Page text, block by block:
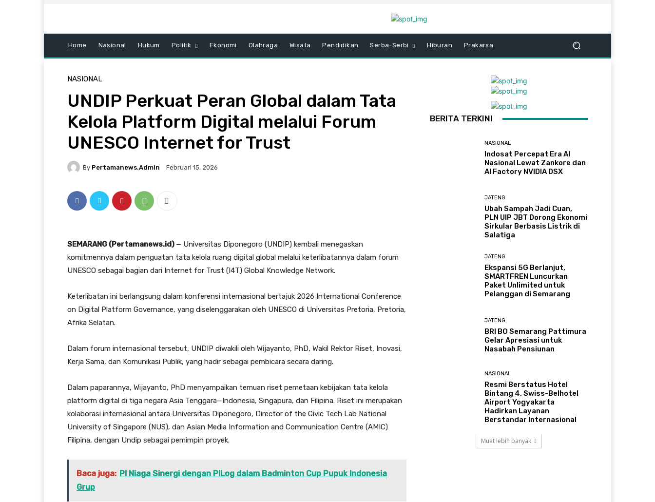
Home Nasional Hukum Politik Ekonomi Olahraga Wisata Pendidikan Serba-Serbi Hiburan Prakarsa
NASIONAL
UNDIP Perkuat Peran Global dalam Tata
Kelola Platform Digital melalui Forum
UNESCO Internet for Trust
By Pertamanews.admin Februari 15, 2026
SEMARANG (Pertamanews.id) — Universitas Diponegoro (UNDIP) kembali menegaskan
komitmennya dalam penguatan tata kelola ruang digital global melalui keterlibatannya dalam forum
UNESCO sebagai bagian dari Internet for Trust (I4T) Global Knowledge Network.
Keterlibatan ini berlangsung dalam konferensi internasional bertajuk 2026 International Conference
on Digital Platform Governance, yang diselenggarakan oleh UNESCO di Universitas Pretoria, Pretoria,
Afrika Selatan.
Dalam forum internasional tersebut, UNDIP diwakili oleh Wijayanto, PhD, Wakil Rektor Riset, Inovasi,
Kerja Sama, dan Komunikasi Publik, yang hadir sebagai pembicara secara daring.
Dalam paparannya, Wijayanto, PhD menyampaikan temuan riset pemetaan kebijakan tata kelola
platform digital di tiga negara Asia Tenggara—Indonesia, Singapura, dan Filipina. Riset ini merupakan
kolaborasi internasional antara Universitas Diponegoro, Director of the Civic Tech Lab National
University of Singapore (NUS), dan Asian Media Information and Communication Centre (AMIC)
Filipina, dengan Undip sebagai pemimpin proyek.
Baca juga: PI Niaga Sinergi dengan PILog dalam Badminton Cup Pupuk Indonesia
Grup
BERITA TERKINI
NASIONAL
Indosat Percepat Era AI
Nasional Lewat Zankore dan
AI Factory NVIDIA DSX
JATENG
Ubah Sampah Jadi Cuan,
PLN UIP JBT Dorong Ekonomi
Sirkular Berbasis Listrik di
Salatiga
JATENG
Ekspansi 5G Berlanjut,
SMARTFREN Luncurkan
Paket Unlimited untuk
Pelanggan di Semarang
JATENG
BRI BO Semarang Pattimura
Gelar Apresiasi untuk
Nasabah Pensiunan
NASIONAL
Resmi Berstatus Hotel
Bintang 4, Swiss-Belhotel
Airport Yogyakarta
Hadirkan Layanan
Berstandar Internasional
Muat lebih banyak